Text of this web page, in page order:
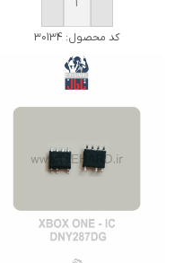
خرید
کد محصول: 30134